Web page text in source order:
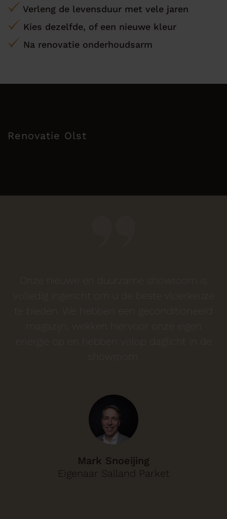
Verleng de levensduur met vele jaren
Kies dezelfde, of een nieuwe kleur
Na renovatie onderhoudsarm
Renovatie Olst
Onze nieuwe en duurzame showroom is
volledig ingericht om u de beste vloerkeuze
te bieden. We hebben een geconditioneerd
magazijn, wekken hiervoor onze eigen
energie op en hebben volop daglicht in de
showroom.
Mark Snoeijing
Eigenaar Salland Parket